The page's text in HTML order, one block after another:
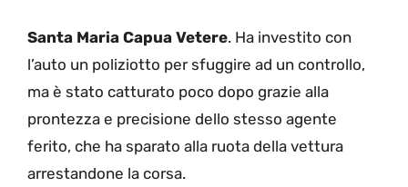
Santa Maria Capua Vetere. Ha investito con
l’auto un poliziotto per sfuggire ad un controllo,
ma è stato catturato poco dopo grazie alla
prontezza e precisione dello stesso agente
ferito, che ha sparato alla ruota della vettura
arrestandone la corsa.